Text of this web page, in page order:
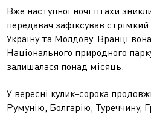
Вже наступної ночі птахи
передавач зафіксував
Україну та Молдову. Вранці
Національного природного
залишалася понад місяць.
У вересні кулик-сорока
Румунію, Болгарію, Туреччину,